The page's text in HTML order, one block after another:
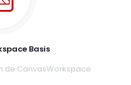
Basis
de CanvasWorkspace